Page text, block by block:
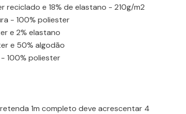
reciclado e 18% de elastano - 210g/m2
- 100% poliester
e 2% elastano
e 50% algodão
100% poliester
1m completo deve acrescentar 4